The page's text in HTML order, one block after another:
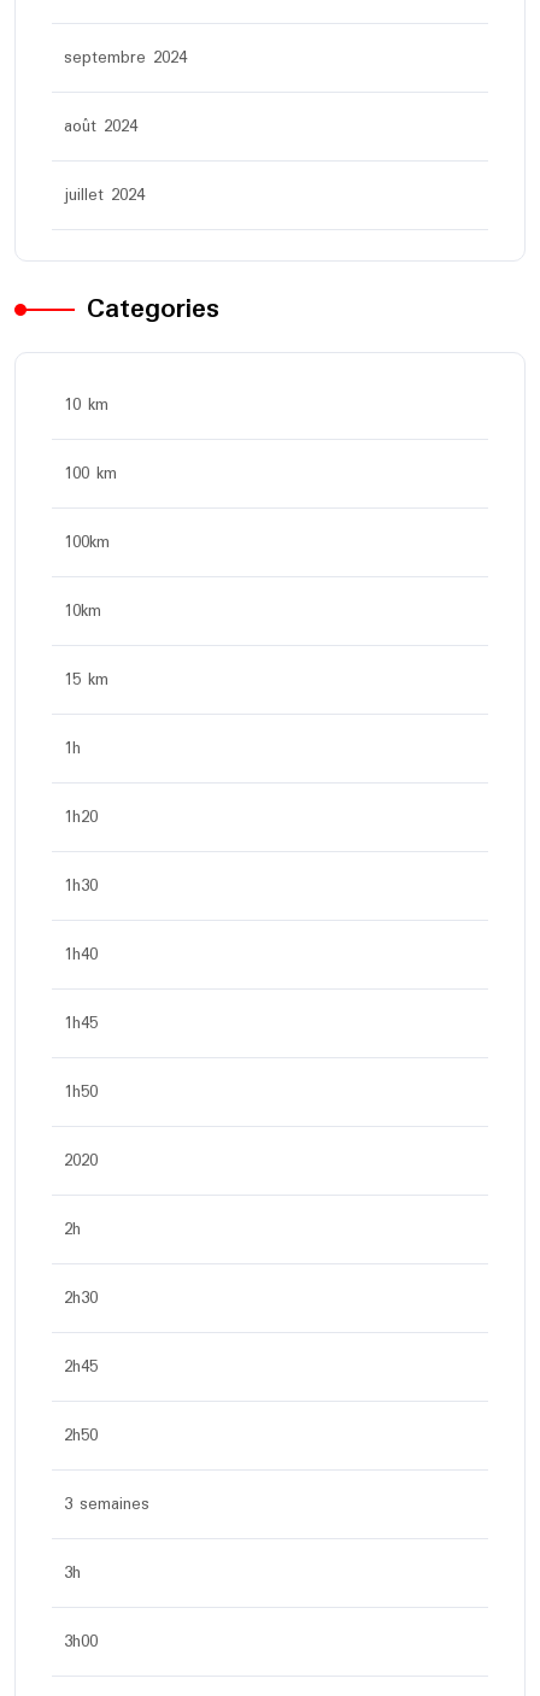
septembre 2024
août 2024
juillet 2024
Categories
10 km
100 km
100km
10km
15 km
1h
1h20
1h30
1h40
1h45
1h50
2020
2h
2h30
2h45
2h50
3 semaines
3h
3h00